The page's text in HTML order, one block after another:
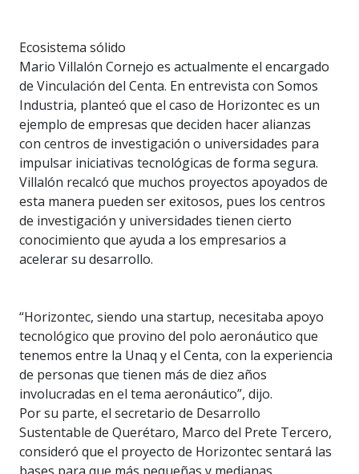
Ecosistema sólido
Mario Villalón Cornejo es actualmente el encargado
de Vinculación del Centa. En entrevista con Somos
Industria, planteó que el caso de Horizontec es un
ejemplo de empresas que deciden hacer alianzas
con centros de investigación o universidades para
impulsar iniciativas tecnológicas de forma segura.
Villalón recalcó que muchos proyectos apoyados de
esta manera pueden ser exitosos, pues los centros
de investigación y universidades tienen cierto
conocimiento que ayuda a los empresarios a
acelerar su desarrollo.
“Horizontec, siendo una startup, necesitaba apoyo
tecnológico que provino del polo aeronáutico que
tenemos entre la Unaq y el Centa, con la experiencia
de personas que tienen más de diez años
involucradas en el tema aeronáutico”, dijo.
Por su parte, el secretario de Desarrollo
Sustentable de Querétaro, Marco del Prete Tercero,
consideró que el proyecto de Horizontec sentará las